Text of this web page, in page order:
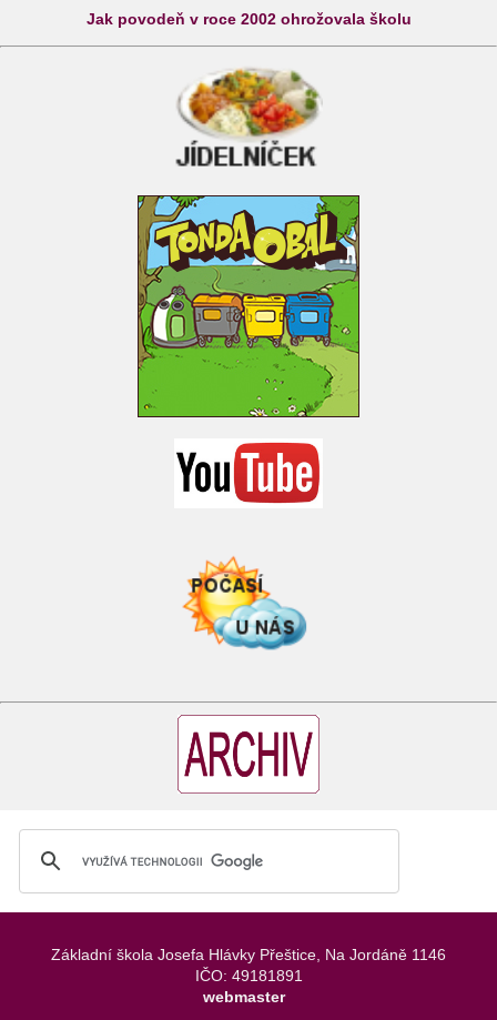
Jak povodeň v roce 2002 ohrožovala školu
Základní škola Josefa Hlávky Přeštice, Na Jordáně 1146
IČO: 49181891
webmaster